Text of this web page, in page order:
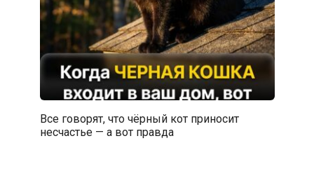
Все говорят, что чёрный кот приносит
несчастье — а вот правда